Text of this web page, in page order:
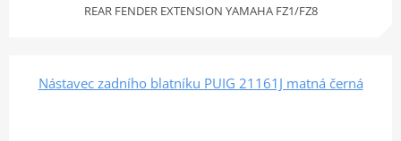
REAR FENDER EXTENSION YAMAHA FZ1/FZ8
Nástavec zadního blatníku PUIG 21161J matná černá